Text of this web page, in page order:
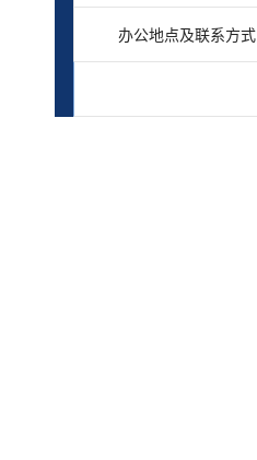
办公地点及联系方式